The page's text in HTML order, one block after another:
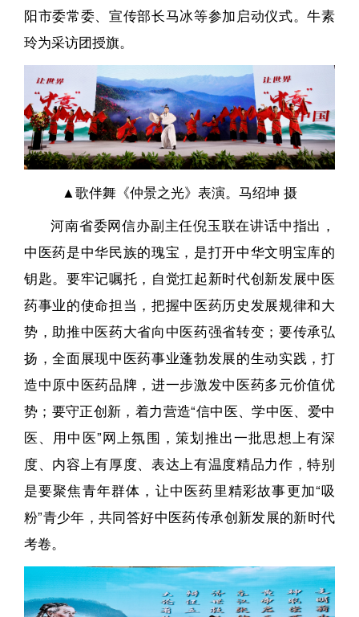
阳市委常委、宣传部长马冰等参加启动仪式。牛素
玲为采访团授旗。
▲歌伴舞《仲景之光》表演。马绍坤 摄
河南省委网信办副主任倪玉联在讲话中指出，
中医药是中华民族的瑰宝，是打开中华文明宝库的
钥匙。要牢记嘱托，自觉扛起新时代创新发展中医
药事业的使命担当，把握中医药历史发展规律和大
势，助推中医药大省向中医药强省转变；要传承弘
扬，全面展现中医药事业蓬勃发展的生动实践，打
造中原中医药品牌，进一步激发中医药多元价值优
势；要守正创新，着力营造“信中医、学中医、爱中
医、用中医”网上氛围，策划推出一批思想上有深
度、内容上有厚度、表达上有温度精品力作，特别
是要聚焦青年群体，让中医药里精彩故事更加“吸
粉”青少年，共同答好中医药传承创新发展的新时代
考卷。